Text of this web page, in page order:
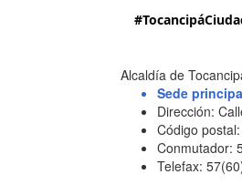
Alcaldía de
Sede
Dirección:
Código
Conmutador:
Telefax: